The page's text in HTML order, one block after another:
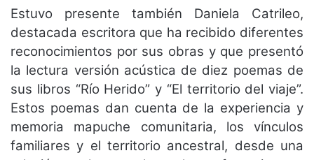
Estuvo presente también Daniela Catrileo,
destacada escritora que ha recibido diferentes
reconocimientos por sus obras y que presentó
la lectura versión acústica de diez poemas de
sus libros “Río Herido” y “El territorio del viaje”.
Estos poemas dan cuenta de la experiencia y
memoria mapuche comunitaria, los vínculos
familiares y el territorio ancestral, desde una